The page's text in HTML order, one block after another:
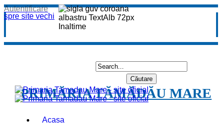
spre site vechi
Autentificare
PRIMĂRIA TĂMĂDĂU MARE
Acasa